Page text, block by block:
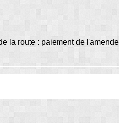
la route : paiement de l'amende